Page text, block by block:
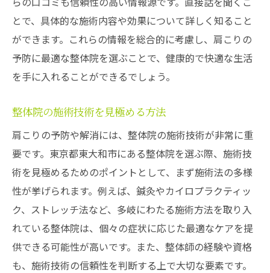
施術後のケア方法で持続する健康
整体院と連携した健康的なライフスタイル
肩こりを根本から改善する東大和市の整体で得
られる効果
整体での筋肉調整と柔軟性向上
慢性的な肩こりを防ぐ施術の工夫
整体による自然治癒力の向上
整体後の指導で得られる持続的な健康
東大和市で人気の整体院の施術特長
肩こりに悩む人必見東大和市の整体で健康的な
日々を
肩こり軽減のための整体院選びのコツ
とで、具体的な施術内容や効果について詳しく知ること
ができます。これらの情報を総合的に考慮し、肩こりの
予防に最適な整体院を選ぶことで、健康的で快適な生活
を手に入れることができるでしょう。
整体院の施術技術を見極める方法
肩こりの予防や解消には、整体院の施術技術が非常に重
要です。東京都東大和市にある整体院を選ぶ際、施術技
術を見極めるためのポイントとして、まず施術法の多様
性が挙げられます。例えば、鍼灸やカイロプラクティッ
ク、ストレッチ法など、多岐にわたる施術方法を取り入
れている整体院は、個々の症状に応じた最適なケアを提
供できる可能性が高いです。また、整体師の経験や資格
も、施術技術の信頼性を判断する上で大切な要素です。